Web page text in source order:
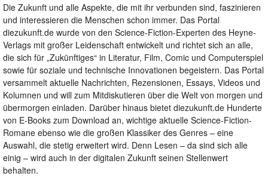
Die Zukunft und alle Aspekte, die mit ihr verbunden sind, faszinieren
und interessieren die Menschen schon immer. Das Portal
diezukunft.de wurde von den Science-Fiction-Experten des Heyne-
Verlags mit großer Leidenschaft entwickelt und richtet sich an alle,
die sich für „Zukünftiges“ in Literatur, Film, Comic und Computerspiel
sowie für soziale und technische Innovationen begeistern. Das Portal
versammelt aktuelle Nachrichten, Rezensionen, Essays, Videos und
Kolumnen und will zum Mitdiskutieren über die Welt von morgen und
übermorgen einladen. Darüber hinaus bietet diezukunft.de Hunderte
von E-Books zum Download an, wichtige aktuelle Science-Fiction-
Romane ebenso wie die großen Klassiker des Genres – eine
Auswahl, die stetig erweitert wird. Denn Lesen – da sind sich alle
einig – wird auch in der digitalen Zukunft seinen Stellenwert
behalten.